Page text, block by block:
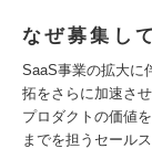
なぜ募集し
SaaS事業の拡大に
拓をさらに加速さ
プロダクトの価値
までを担うセール